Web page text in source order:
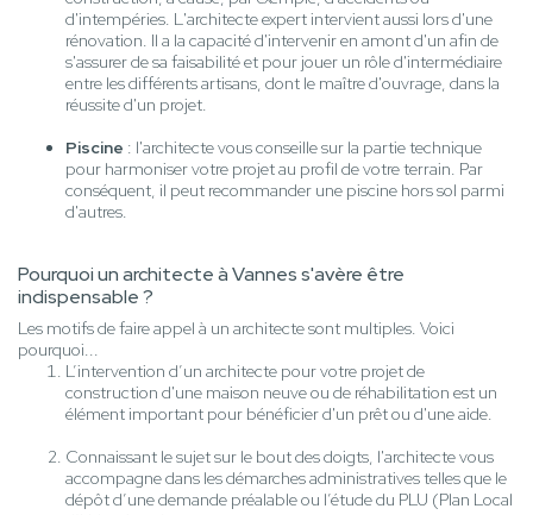
d'intempéries. L'architecte expert intervient aussi lors d'une
rénovation. Il a la capacité d'intervenir en amont d'un afin de
s'assurer de sa faisabilité et pour jouer un rôle d'intermédiaire
entre les différents artisans, dont le maître d'ouvrage, dans la
réussite d'un projet.
Piscine : l'architecte vous conseille sur la partie technique
pour harmoniser votre projet au profil de votre terrain. Par
conséquent, il peut recommander une piscine hors sol parmi
d'autres.
Pourquoi un architecte à Vannes s'avère être
indispensable ?
Les motifs de faire appel à un architecte sont multiples. Voici
pourquoi...
L’intervention d’un architecte pour votre projet de
construction d'une maison neuve ou de réhabilitation est un
élément important pour bénéficier d'un prêt ou d'une aide.
Connaissant le sujet sur le bout des doigts, l'architecte vous
accompagne dans les démarches administratives telles que le
dépôt d’une demande préalable ou l’étude du PLU (Plan Local